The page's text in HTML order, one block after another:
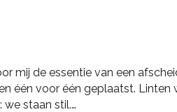
mij de essentie van een
één voor één geplaatst.
we staan stil.…